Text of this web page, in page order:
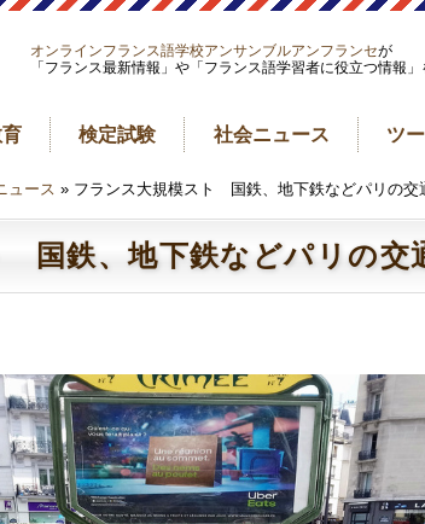
オンラインフランス語学校アンサンブルアンフランセが
「フランス最新情報」や「フランス語学習者に役立つ情報」
検定試験 社会ニュース ツ
ュース » フランス大規模スト 国鉄、地下鉄などパリの交
国鉄、地下鉄などパリの交